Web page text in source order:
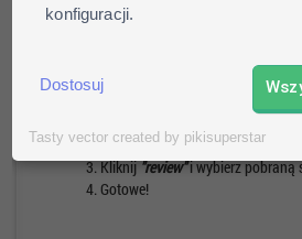
konfiguracji.
Dostosuj
Tasty vector created by pikisuperstar
Pieszy
Jak zainstalować
Otwórz profil na stronie mojang.net
Kliknij"review"i wybierz pobraną
Gotowe!